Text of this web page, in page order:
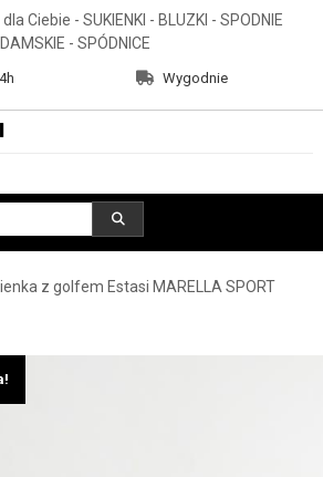
Ciebie - SUKIENKI - BLUZKI - SPODNIE
DAMSKIE - SPÓDNICE
Wygodnie
z golfem Estasi MARELLA SPORT